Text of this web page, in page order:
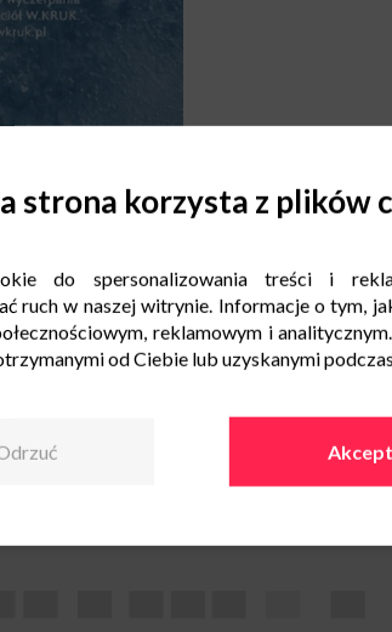
strona korzysta z plików
do spersonalizowania treści i
ruch w naszej witrynie. Informacje o tym,
reklamowym i
od Ciebie lub uzyskanymi